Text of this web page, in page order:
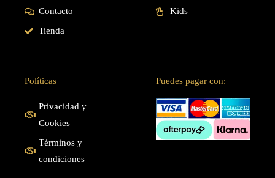
Contacto
Tienda
Kids
Políticas
Privacidad y
Cookies
Términos y
condiciones
Puedes pagar con: